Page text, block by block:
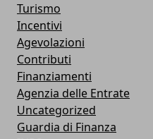
Turismo
Incentivi
Agevolazioni
Contributi
Finanziamenti
Agenzia delle Entrate
Uncategorized
Guardia di Finanza